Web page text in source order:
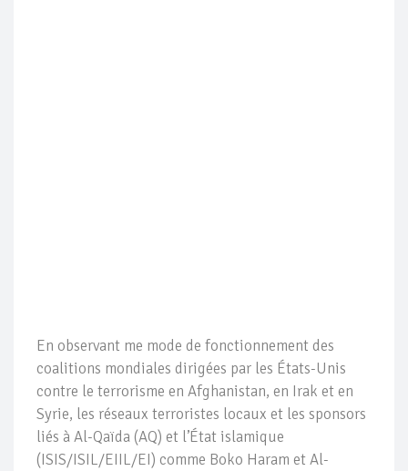
En observant me mode de fonctionnement des
coalitions mondiales dirigées par les États-Unis
contre le terrorisme en Afghanistan, en Irak et en
Syrie, les réseaux terroristes locaux et les sponsors
liés à Al-Qaïda (AQ) et l’État islamique
(ISIS/ISIL/EIIL/EI) comme Boko Haram et Al-